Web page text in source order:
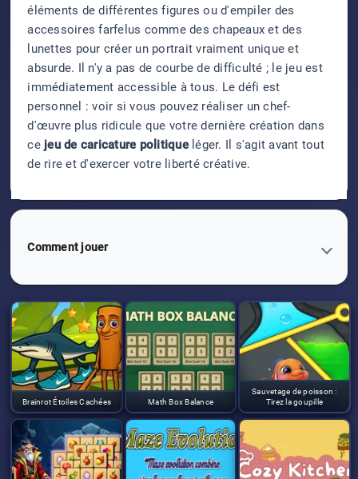
éléments de différentes figures ou d'empiler des
accessoires farfelus comme des chapeaux et des
lunettes pour créer un portrait vraiment unique et
absurde. Il n'y a pas de courbe de difficulté ; le jeu est
immédiatement accessible à tous. Le défi est
personnel : voir si vous pouvez réaliser un chef-
d'œuvre plus ridicule que votre dernière création dans
ce jeu de caricature politiqueléger. Il s'agit avant tout
de rire et d'exercer votre liberté créative.
Comment jouer
Brainrot Étoiles Cachées Math Box Balance
Sauvetage de poisson :
Tirez la goupille